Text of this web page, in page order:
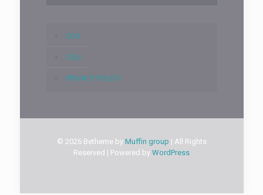
CGV
CGU
PRIVACY POLICY
© 2026 Betheme by Muffin group | All Rights
Reserved | Powered by WordPress